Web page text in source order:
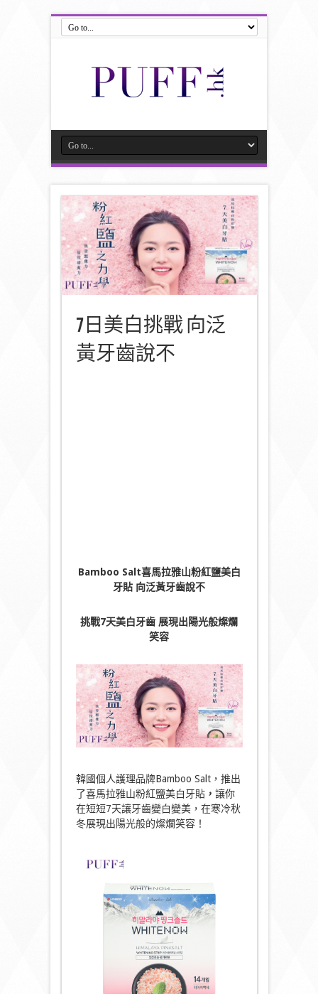
7日美白挑戰 向泛
黃牙齒說不
Bamboo Salt喜馬拉雅山粉紅鹽美白
牙貼 向泛黃牙齒說不
挑戰7天美白牙齒 展現出陽光般燦爛
笑容
韓國個人護理品牌Bamboo Salt，推出
了喜馬拉雅山粉紅鹽美白牙貼， 讓你
在短短7天讓牙齒變白變美，在寒冷秋
冬展現出陽光般的燦爛笑容！